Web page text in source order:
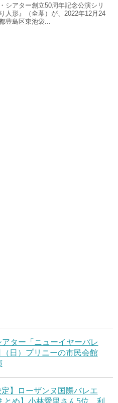
シアター創立50周年記念公演シリ
人形』（全幕）が、2022年12月24
豊島区東池袋...
ター「ニューイヤーバレ
日）プリニーの市民会館
定】ローザンヌ国際バレエ